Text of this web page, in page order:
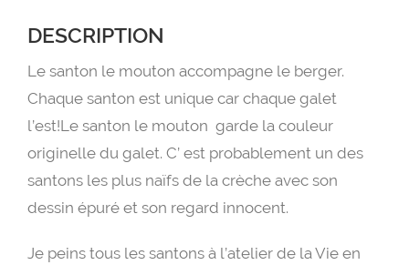
DESCRIPTION
Le santon le mouton accompagne le berger.
Chaque santon est unique car chaque galet
l’est!Le santon le mouton garde la couleur
originelle du galet. C’ est probablement un des
santons les plus naïfs de la crèche avec son
dessin épuré et son regard innocent.
Je peins tous les santons à l’atelier de la Vie en